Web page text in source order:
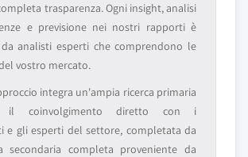
trasparenza. Ogni insight, analisi
e previsione nei nostri rapporti è
analisti esperti che comprendono le
vostro mercato.
integra un'ampia ricerca primaria
il coinvolgimento diretto con i
e gli esperti del settore, completata da
secondaria completa proveniente da